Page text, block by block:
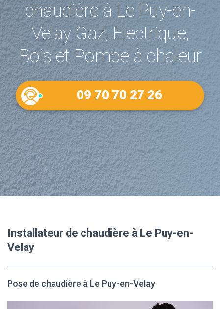
chaudière à Le Puy-en-
Velay Gaz, Electrique,
Bois et Pompe à chaleur
09 70 70 27 26
Installateur de chaudière à Le Puy-en-
Velay
Pose de chaudière à Le Puy-en-Velay